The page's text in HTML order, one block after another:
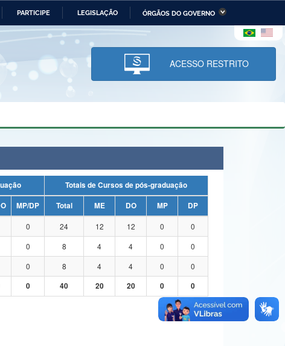
PARTICIPE LEGISLAÇÃO ÓRGÃOS DO GOVERNO
Ministério da Economia Ministério da Infraestrutura
Ministério da Ciência,
Tecnologia, Inovações e
Comunicações
dos Direitos Humanos
ACESSO RESTRITO
graduação
Totais de Cursos de pós-graduação
MP/DP Total ME DO MP
DP
0 24 12 12 0
0
0 8 4 4 0
0
0 8 4 4 0
0
0 40 20 20 0 0